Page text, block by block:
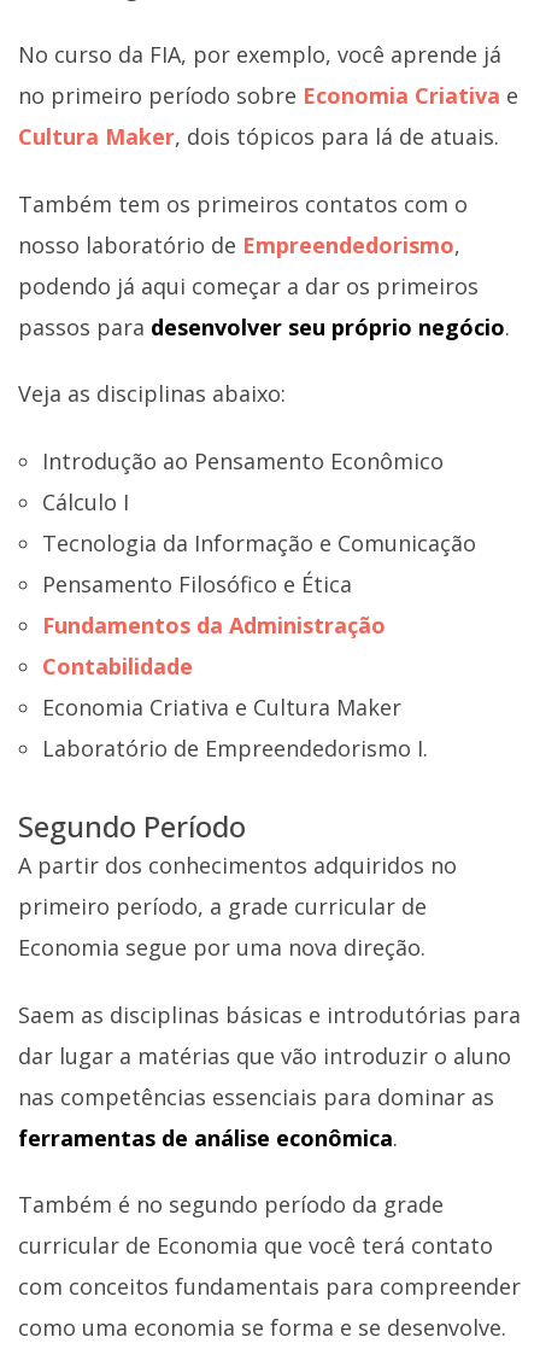
No curso da FIA, por exemplo, você aprende já
no primeiro período sobre Economia Criativa e
Cultura Maker, dois tópicos para lá de atuais.
Também tem os primeiros contatos com o
nosso laboratório de Empreendedorismo,
podendo já aqui começar a dar os primeiros
passos para desenvolver seu próprio negócio.
Veja as disciplinas abaixo:
Introdução ao Pensamento Econômico
Cálculo I
Tecnologia da Informação e Comunicação
Pensamento Filosófico e Ética
Fundamentos da Administração
Contabilidade
Economia Criativa e Cultura Maker
Laboratório de Empreendedorismo I.
Segundo Período
A partir dos conhecimentos adquiridos no
primeiro período, a grade curricular de
Economia segue por uma nova direção.
Saem as disciplinas básicas e introdutórias para
dar lugar a matérias que vão introduzir o aluno
nas competências essenciais para dominar as
ferramentas de análise econômica.
Também é no segundo período da grade
curricular de Economia que você terá contato
com conceitos fundamentais para compreender
como uma economia se forma e se desenvolve.